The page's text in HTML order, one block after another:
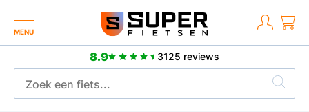
MENU
8.9 3125 reviews